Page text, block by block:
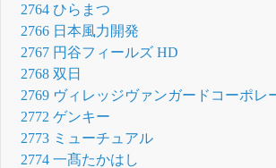
2764 ひらまつ
2766 日本風力開発
2767 円谷フィールズ HD
2768 双日
2769 ヴィレッジヴァンガードコーポレ
2772 ゲンキー
2773 ミューチュアル
2774 一髙たかはし